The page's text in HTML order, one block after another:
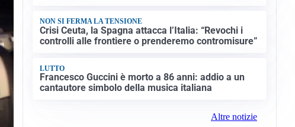
NON SI FERMA LA TENSIONE
Crisi Ceuta, la Spagna attacca l’Italia: “Revochi i
controlli alle frontiere o prenderemo contromisure”
LUTTO
Francesco Guccini è morto a 86 anni: addio a un
cantautore simbolo della musica italiana
Altre notizie